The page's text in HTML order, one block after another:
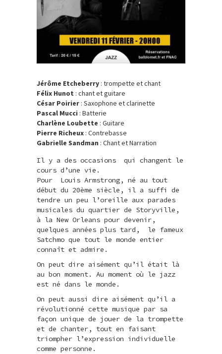
Jérôme Etcheberry : trompette et chant
Félix Hunot : chant et guitare
César Poirier : Saxophone et clarinette
Pascal Mucci : Batterie
Charlène Loubette : Guitare
Pierre Richeux : Contrebasse
Gabrielle Sandman : Chant et Narration
Il y a des occasions qui changent le
cours d’une vie.
Pour Louis Armstrong, né au tout
début du 20ème siècle, il a suffi de
tendre un peu l’oreille aux parades
musicales du quartier de Storyville,
à la New Orleans pour devenir,
quelques années plus tard, le fameux
Satchmo que tout le monde entier
connaît et admire.
On peut dire aisément qu’il était là
au bon moment. Au moment où le jazz
est né dans le monde.
On peut aussi dire aisément qu’il a
révolutionné cette musique par sa
façon unique de jouer de la trompette
et de chanter, tout en faisant
triompher l’expression individuelle
comme personne.